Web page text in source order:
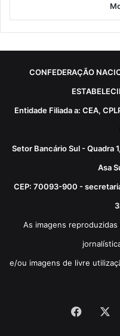
CONFEDERAÇÃO
Entidade Filiada a: CEA,
Setor Bancário Sul - Quadra
Asa
CEP: 70093-900 -
As imagens
e/ou imagens de livre